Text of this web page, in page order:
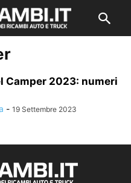
Camper 2023: numeri
- 19 Settembre 2023